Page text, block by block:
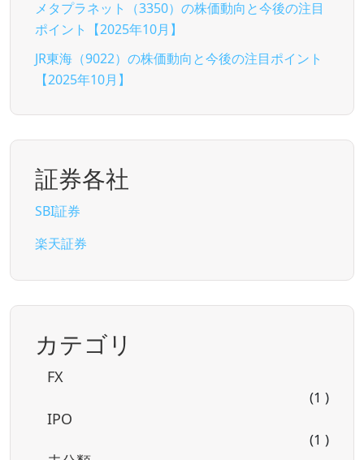
メタプラネット（3350）の株価動向と今後の注目
ポイント【2025年10月】
JR東海（9022）の株価動向と今後の注目ポイント
【2025年10月】
証券各社
SBI証券
楽天証券
カテゴリ
FX
(1 )
IPO
(1 )